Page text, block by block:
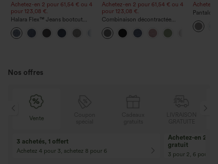
Achetez-en 2 pour 61,54 € ou 4
pour 123,08 €.
Halara Flex™ Jeans bootcut
décontractés taille haute, effet
délavé, avec poches
Achetez-en 2 pour 61,54 € ou 4
pour 123,08 €.
Combinaison décontractée
chinée à bretelles réglables,
fronces et jambes larges, avec
poches — facile comme tout
Achetez-
Pantalon
poches
Nos offres
Vente
3 achetés, 1 offert
Achetez 4 pour 3, achetez 8 pour 6
Achetez-en 2,
gratuit
3 pour 2, 6 pour 4,